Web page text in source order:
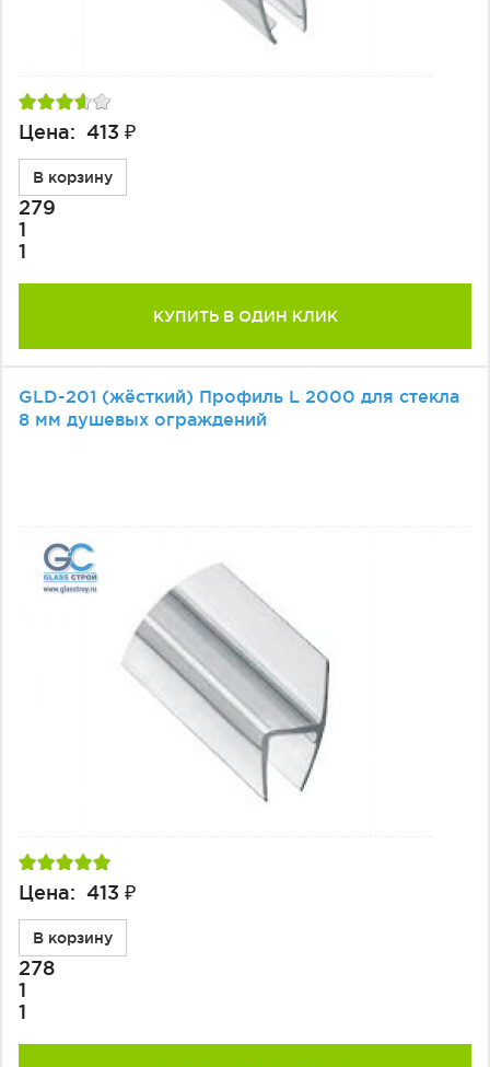
Цена: 413 ₽
В корзину
279
1
1
КУПИТЬ В ОДИН КЛИК
GLD-201 (жёсткий) Профиль L 2000 для стекла
8 мм душевых ограждений
Цена: 413 ₽
В корзину
278
1
1